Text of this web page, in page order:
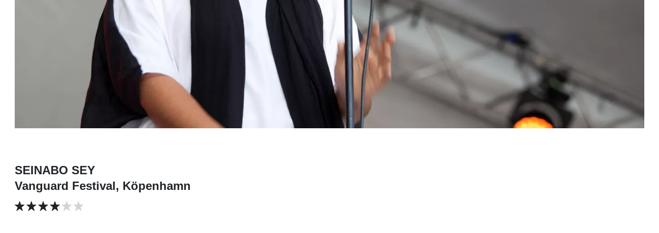
SEINABO SEY
Vanguard Festival, Köpenhamn